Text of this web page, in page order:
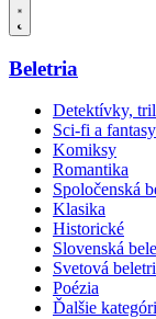
Beletria
Detektívky,
Sci-fi a fantasy
Komiksy
Romantika
Spoločenská
Klasika
Historické
Slovenská
Svetová
Poézia
Ďalšie